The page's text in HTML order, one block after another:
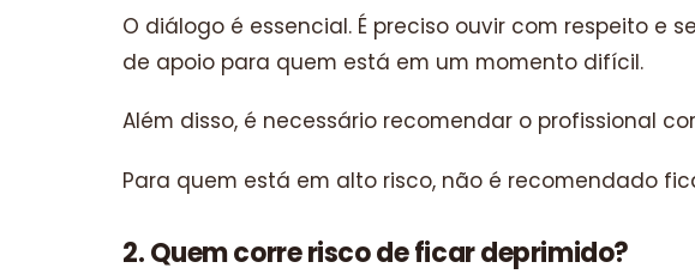
O diálogo é essencial. É preciso ouvir com respeito e
de apoio para quem está em um momento difícil.
Além disso, é necessário recomendar o profissional
Para quem está em alto risco, não é recomendado
2. Quem corre risco de ficar deprimido?